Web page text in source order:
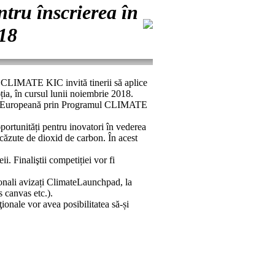
înscrierea în
CLIMATE KIC invită tinerii să aplice
în cursul lunii noiembrie 2018.
prin Programul CLIMATE
pentru inovatori în vederea
de dioxid de carbon. În acest
Finaliştii competiției vor fi
avizați ClimateLaunchpad, la
canvas etc.).
vor avea posibilitatea să-și